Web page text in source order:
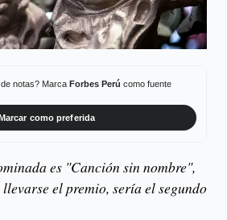
notas? Marca Forbes Perú como fuente
como preferida
es "Canción sin nombre",
el premio, sería el segundo